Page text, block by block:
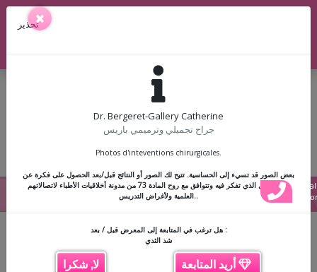
شد الثدي
تحذير×
Dr. Bergeret-Gallery Catherine
جراح تجميلي وترميمي باريس
Photos d'inteventions chirurgicales.
بعض الصور قد تسيء إلى الحساسية. تتيح لك الصور أو النتائج قبل/بعد الحصول على فكرة عن
نوع التدخل الذي تفكر فيه وتتوافق مع روح المادة 73 من مدونة أخلاقيات الأطباء لاتصالاتهم
العلمية ولأغراض التدريس..
هل ترغب في المتابعة إلى المعرض قبل / بعد :
شد الثدي
لا, شكرا أريد المتابعة